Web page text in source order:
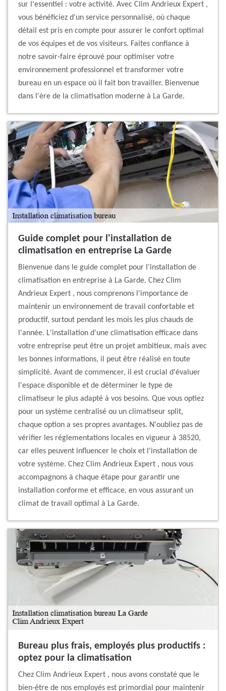
sur l'essentiel : votre activité. Avec Clim Andrieux Expert ,
vous bénéficiez d'un service personnalisé, où chaque
détail est pris en compte pour assurer le confort optimal
de vos équipes et de vos visiteurs. Faites confiance à
notre savoir-faire éprouvé pour optimiser votre
environnement professionnel et transformer votre
bureau en un espace où il fait bon travailler. Bienvenue
dans l'ère de la climatisation moderne à La Garde.
Guide complet pour l'installation de
climatisation en entreprise La Garde
Bienvenue dans le guide complet pour l'installation de
climatisation en entreprise à La Garde. Chez Clim
Andrieux Expert , nous comprenons l'importance de
maintenir un environnement de travail confortable et
productif, surtout pendant les mois les plus chauds de
l'année. L'installation d'une climatisation efficace dans
votre entreprise peut être un projet ambitieux, mais avec
les bonnes informations, il peut être réalisé en toute
simplicité. Avant de commencer, il est crucial d'évaluer
l'espace disponible et de déterminer le type de
climatiseur le plus adapté à vos besoins. Que vous optiez
pour un système centralisé ou un climatiseur split,
chaque option a ses propres avantages. N'oubliez pas de
vérifier les réglementations locales en vigueur à 38520,
car elles peuvent influencer le choix et l'installation de
votre système. Chez Clim Andrieux Expert , nous vous
accompagnons à chaque étape pour garantir une
installation conforme et efficace, en vous assurant un
climat de travail optimal à La Garde.
Bureau plus frais, employés plus productifs :
optez pour la climatisation
Chez Clim Andrieux Expert , nous avons constaté que le
bien-être de nos employés est primordial pour maintenir